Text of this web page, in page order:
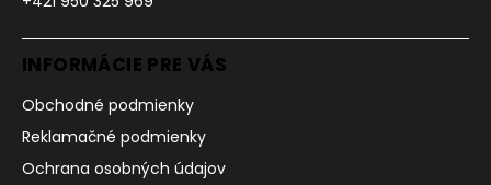
INFORMÁCIE PRE VÁS
Obchodné podmienky
Reklamačné podmienky
Ochrana osobných údajov